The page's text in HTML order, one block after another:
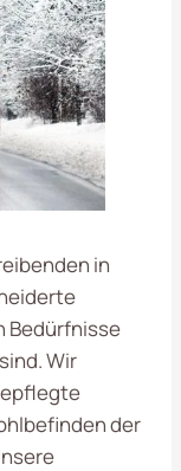
in
Bedürfnisse
Wir
der